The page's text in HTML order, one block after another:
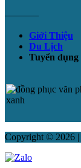
———–
Giới Thiệu
Du Lịch
Tuyển dụng
Copyright © 2026 |